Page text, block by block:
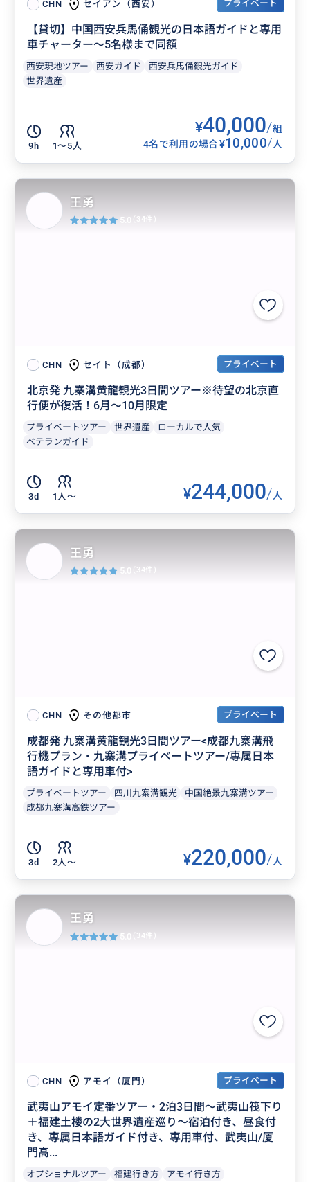
CHN セイアン（西安） プライベート
【貸切】中国西安兵馬俑観光の日本語ガイドと専用
車チャーター～5名様まで同額
西安現地ツアー 西安ガイド
西安兵馬俑観光ガイド
世界遺産
9h 1〜5人
¥40,000/組
4名で利用の場合¥10,000/人
CHN セイト（成都） プライベート
北京発 九寨溝黄龍観光3日間ツアー※待望の北京直
行便が復活！6月～10月限定
プライベートツアー 世界遺産
ローカルで人気
ベテランガイド
3d 1人〜 ¥244,000/人
王勇
5.0 (34件)
CHN その他都市 プライベート
成都発 九寨溝黄龍観光3日間ツアー<成都九寨溝飛
行機プラン・九寨溝プライベートツアー/専属日本
語ガイドと専用車付>
プライベートツアー 四川九寨溝観光
中国絶景九寨溝ツアー
成都九寨溝高鉄ツアー
3d 2人〜 ¥220,000/人
王勇
5.0 (34件)
CHN アモイ（厦門） プライベート
武夷山アモイ定番ツアー・2泊3日間～武夷山筏下り
＋福建土楼の2大世界遺産巡り～宿泊付き、昼食付
き、専属日本語ガイド付き、専用車付、武夷山/厦
門高...
オプショナルツアー 福建行き方
アモイ行き方
王勇
5.0 (34件)